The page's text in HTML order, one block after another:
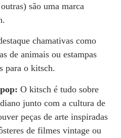
são uma marca
chamativas como
de animais ou estampas
para o kitsch.
O kitsch é tudo sobre
junto com a cultura de
peças de arte inspiradas
de filmes vintage ou